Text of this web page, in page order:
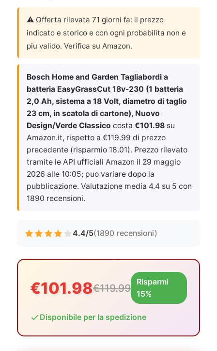
⚠️ Offerta rilevata 71 giorni fa: il prezzo
indicato e storico e con ogni probabilita non e
piu valido. Verifica su Amazon.
Bosch Home and Garden Tagliabordi a
batteria EasyGrassCut 18v-230 (1 batteria
2,0 Ah, sistema a 18 Volt, diametro di taglio
23 cm, in scatola di cartone), Nuovo
Design/Verde Classico costa €101.98 su
Amazon.it, rispetto a €119.99 di prezzo
precedente (risparmio 18.01). Prezzo rilevato
tramite le API ufficiali Amazon il 29 maggio
2026 alle 10:05; puo variare dopo la
pubblicazione. Valutazione media 4.4 su 5 con
1890 recensioni.
4.4/5(1890 recensioni)
€101.98€119.99
Risparmi
15%
Disponibile per la spedizione